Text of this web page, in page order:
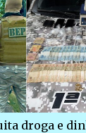
droga e